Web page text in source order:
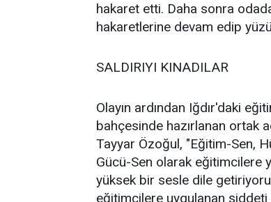
hakaret etti. Daha sonra
hakaretlerine devam edip
SALDIRIYI KINADILAR
Olayın ardından Iğdır'daki
bahçesinde hazırlanan ortak
Tayyar Özoğul, "Eğitim-Sen,
Gücü-Sen olarak eğitimcilere
yüksek bir sesle dile
eğitimcilere uygulanan şiddeti